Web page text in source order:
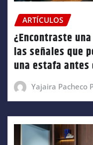
ARTÍCULOS
¿Encontraste
las señales que
una estafa antes
Yajaira Pacheco